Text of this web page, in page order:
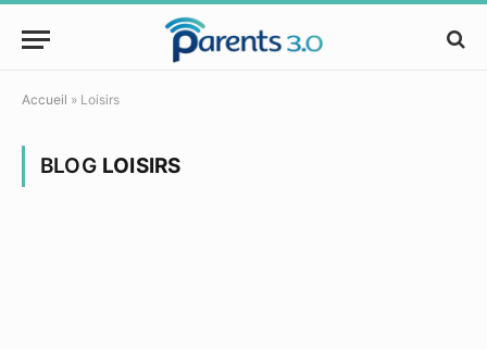
Accueil » Loisirs
BLOG LOISIRS